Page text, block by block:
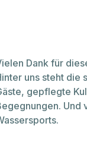
Dank für
uns steht die
gepflegte
Und